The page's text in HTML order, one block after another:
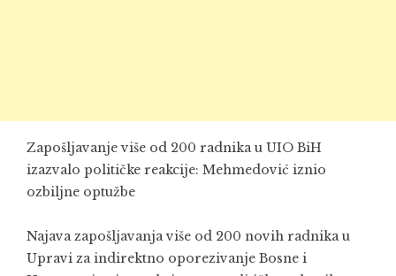
Zapošljavanje više od 200 radnika u UIO BiH
izazvalo političke reakcije: Mehmedović iznio
ozbiljne optužbe
Najava zapošljavanja više od 200 novih radnika u
Upravi za indirektno oporezivanje Bosne i